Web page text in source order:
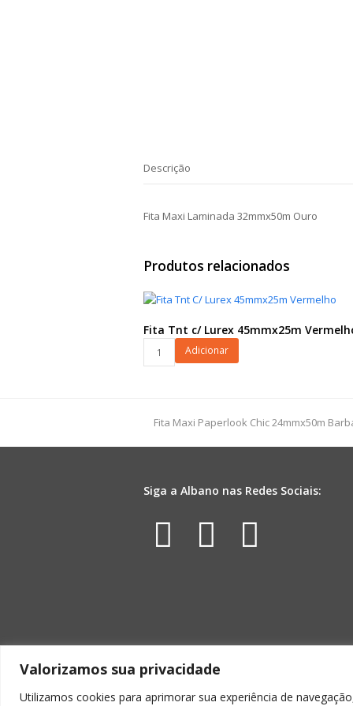
Valorizamos sua privacidade
Utilizamos cookies para aprimorar sua experiência de
Descrição
Fita Maxi Laminada 32mmx50m Ouro
Produtos relacionados
Fita Tnt c/ Lurex 45mmx25m
Vermelho
quantidade
Adicionar
previous
Fita Maxi Paperlook Chic 24mmx50m
Siga a Albano nas Redes Sociais:
Facebook